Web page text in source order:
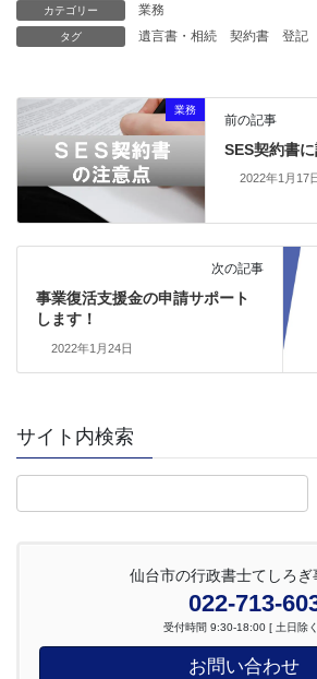
カテゴリー 業務
タグ 遺言書・相続 契約書 登記
業務
前の記事
SES契約書
2022年1月17
次の記事
事業復活支援金の申請サポート
します！
2022年1月24日
サイト内検索
仙台市の行政書士てしろぎ
022-713-
受付時間 9:30-18:00 [ 土日除
お問い合わせ